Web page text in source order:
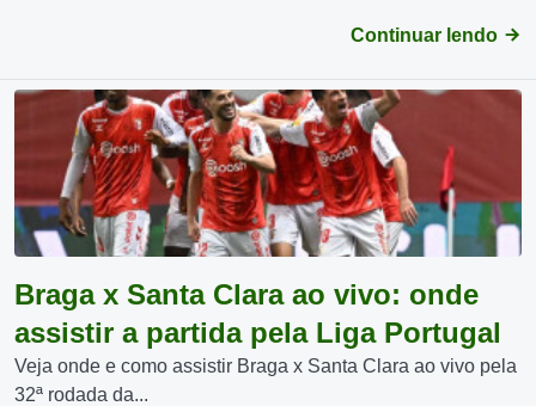
Continuar lendo
Braga x Santa Clara ao vivo: onde
assistir a partida pela Liga Portugal
Veja onde e como assistir Braga x Santa Clara ao vivo pela
32ª rodada da...